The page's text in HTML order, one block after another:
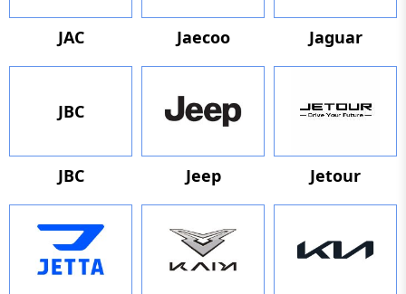
JAC Jaecoo Jaguar
JBC
JBC Jeep Jetour